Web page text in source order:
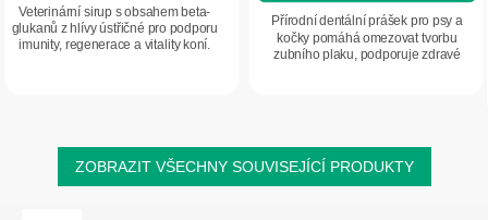
Veterinární sirup s obsahem beta-
glukanů z hlívy ústřičné pro podporu
imunity, regenerace a vitality koní.
Přírodní dentální prášek pro psy a
kočky pomáhá omezovat tvorbu
zubního plaku, podporuje zdravé
ZOBRAZIT VŠECHNY SOUVISEJÍCÍ PRODUKTY